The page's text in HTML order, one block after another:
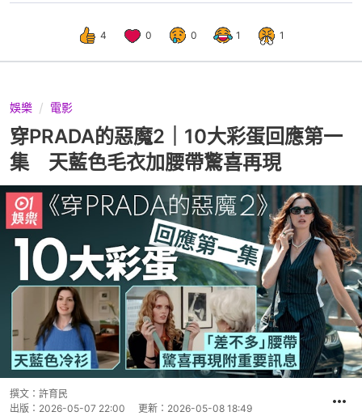
4 0 0 1 1
娛樂 電影
穿PRADA的惡魔2｜10大彩蛋回應第一
集 天藍色毛衣加腰帶驚喜再現
撰文： 許育民
出版： 2026-05-07 22:00 更新： 2026-05-08 18:49